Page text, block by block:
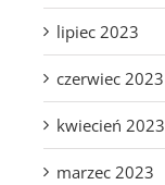
lipiec 2023
czerwiec 2023
kwiecień 2023
marzec 2023